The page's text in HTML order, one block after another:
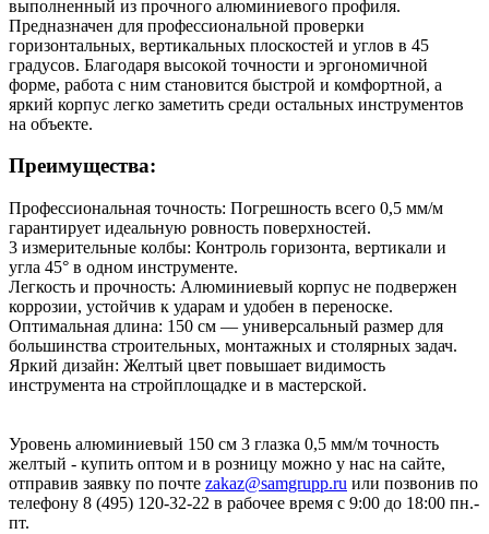
выполненный из прочного алюминиевого профиля.
Предназначен для профессиональной проверки
горизонтальных, вертикальных плоскостей и углов в 45
градусов. Благодаря высокой точности и эргономичной
форме, работа с ним становится быстрой и комфортной, а
яркий корпус легко заметить среди остальных инструментов
на объекте.
Преимущества:
Профессиональная точность: Погрешность всего 0,5 мм/м
гарантирует идеальную ровность поверхностей.
3 измерительные колбы: Контроль горизонта, вертикали и
угла 45° в одном инструменте.
Легкость и прочность: Алюминиевый корпус не подвержен
коррозии, устойчив к ударам и удобен в переноске.
Оптимальная длина: 150 см — универсальный размер для
большинства строительных, монтажных и столярных задач.
Яркий дизайн: Желтый цвет повышает видимость
инструмента на стройплощадке и в мастерской.
Уровень алюминиевый 150 см 3 глазка 0,5 мм/м точность
желтый - купить оптом и в розницу можно у нас на сайте,
отправив заявку по почте zakaz@samgrupp.ru или позвонив по
телефону 8 (495) 120-32-22 в рабочее время с 9:00 до 18:00 пн.-
пт.